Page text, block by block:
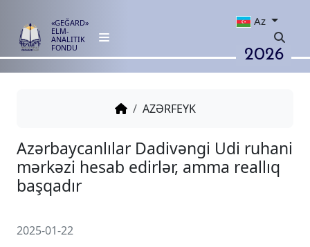
«GEĞARD»
ELM-
ANALITIK
FONDU
Az
2026
AZƏRFEYK
Azərbaycanlılar Dadivəngi Udi
başqadır
2025-01-22